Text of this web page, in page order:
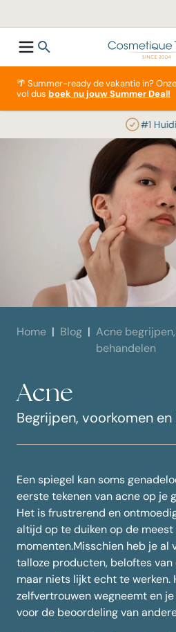
🌴 Summer-ready de vakantie in?
vol dus boek nu jouw Summer Deal!
#1
Home Blog
Acne
behandelen
Acne
Begrijpen, voorkomen
Een spiegel kan soms
eerste tekenen van acne op je
Het is frustrerend en
altijd op te duiken op de meest
momenten.Misschien heb je al
talloze producten, beloftes van
maar niets lijkt echt te werken.
zelfvertrouwen wegneemt en
voor de beoordeling van